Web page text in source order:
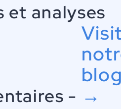
et analyses
- →